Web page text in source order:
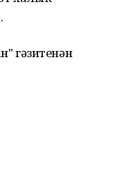
гәзитенән